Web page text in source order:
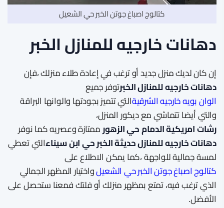
كتالوج اصباغ جوتن الخبر حي الشعيل
دهانات خارجيه للمنازل الخبر
إن كان لديك منزل جديد أو ترغب في إعادة طلاء منزلك ،فإن
دهانات خارجيه للمنازلالخبرتوفر جميع
الوان بويه خارجيه الشرقيةالتي تتميز بجودتها والوانها البراقة
والتي أيضا تتماشي مع ديكور المنزل،
رشات امريكية الدمام حي الزهورممتازة وعصريه كما نوفر
دهانات خارجيه للمنازل حديثة الخبر حي ابن سيناءالتي تعطي
لمسة جمالية للواجهة ،كما يمكن الاطلاع على
كتالوج اصباغ جوتن الخبر حي الشعيلواختيار المظهر الجمالي
الذي ترغب فيه، تمتع بمظهر منزلك أو فلتك فمعنا ستحصل على
الأفضل.